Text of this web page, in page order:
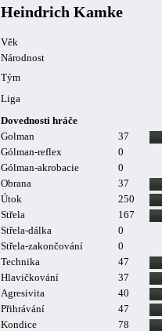
Heindrich Kamke
Věk
Národnost
Tým
Liga
Dovednosti hráče
Golman
37
Gólman-reflex
0
Gólman-akrobacie
0
Obrana
37
Útok
250
Střela
167
Střela-dálka
0
Střela-zakončování
0
Technika
47
Hlavičkování
37
Agresivita
40
Přihrávání
47
Kondice
78